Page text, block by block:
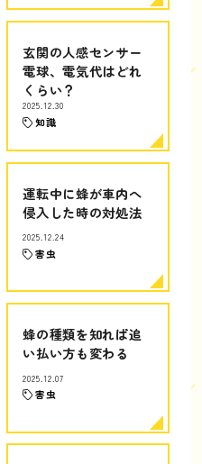
玄関の人感センサー
電球、電気代はどれ
くらい？
2025.12.30
知識
運転中に蜂が車内へ
侵入した時の対処法
2025.12.24
害虫
蜂の種類を知れば追
い払い方も変わる
2025.12.07
害虫